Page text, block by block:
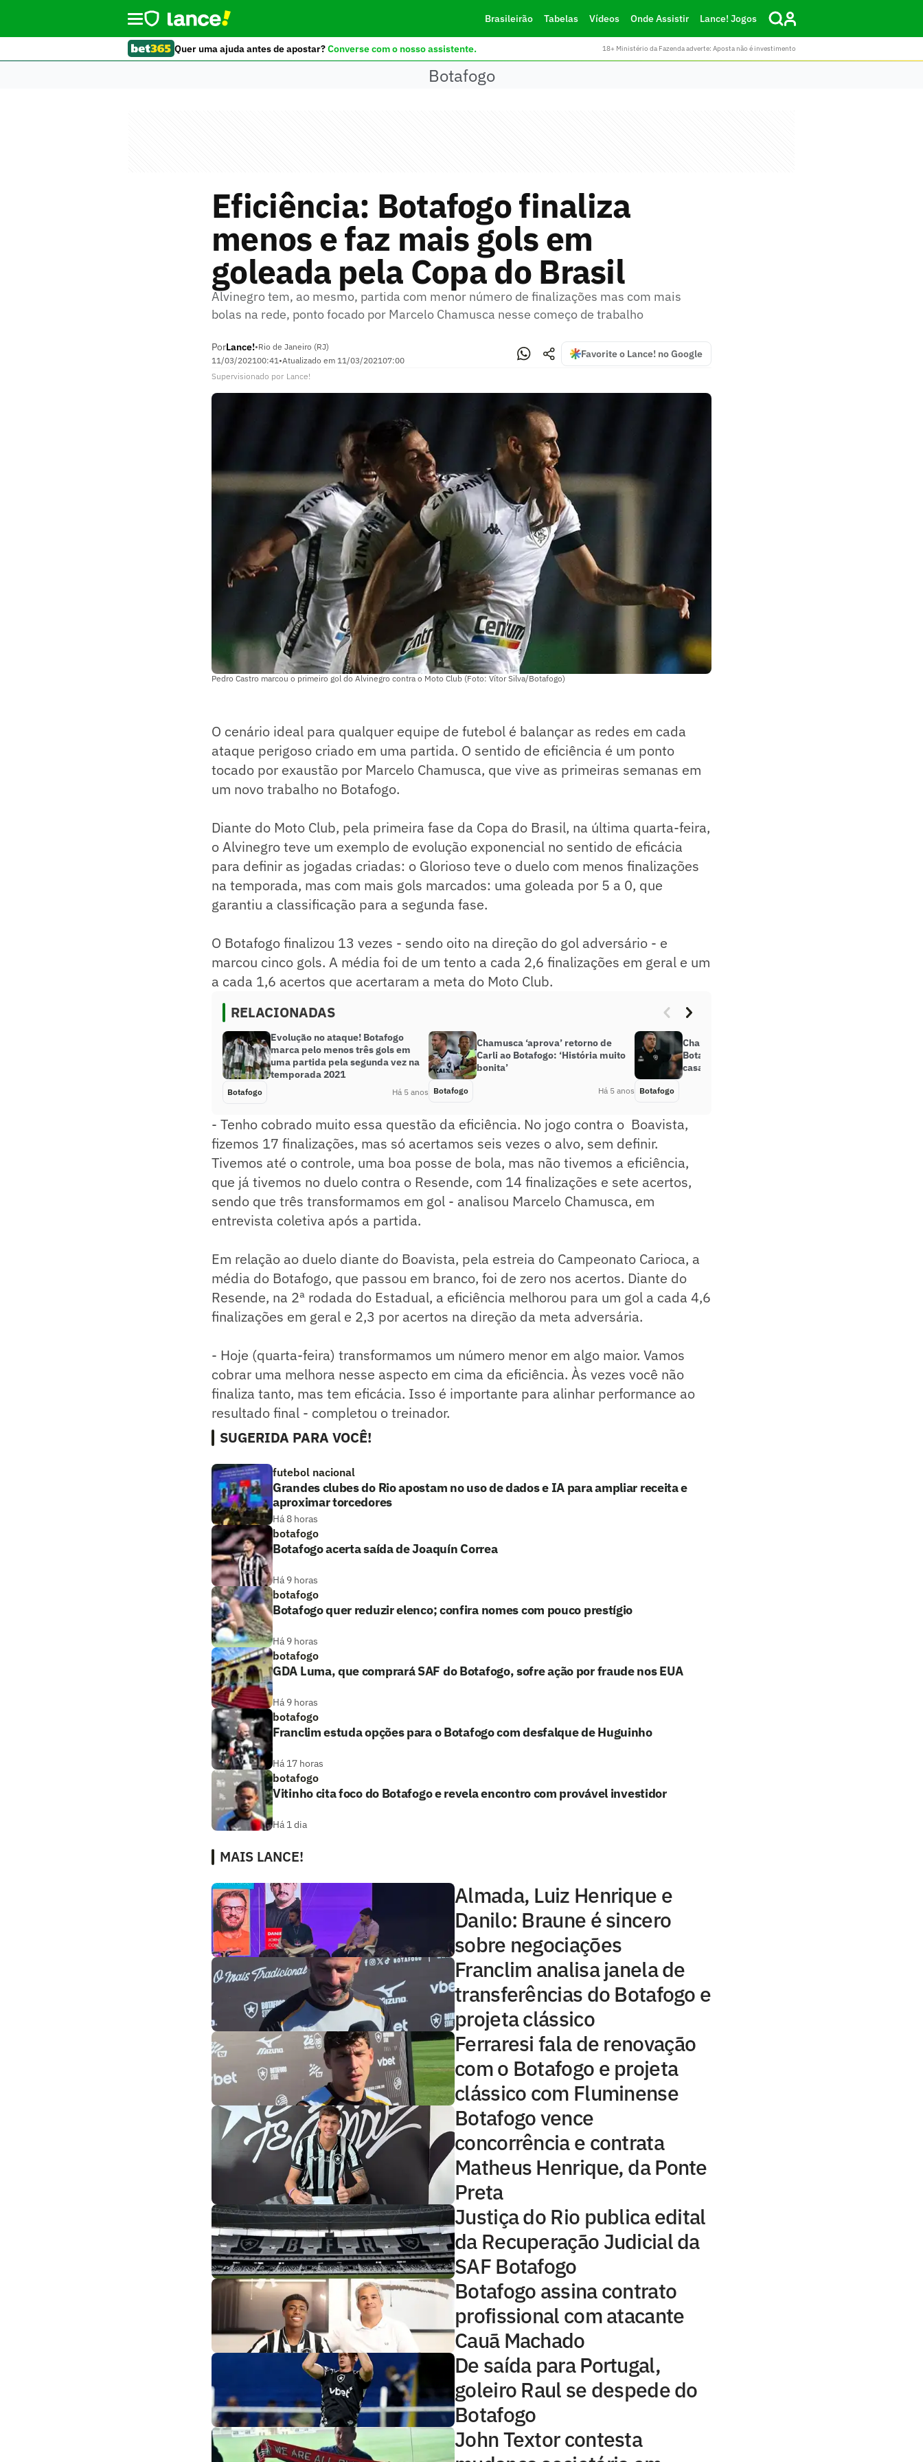
Brasileirão Tabelas Vídeos Onde Assistir Lance! Jogos
Quer uma ajuda antes de apostar?Converse com o nosso assistente. 18+ Ministério da Fazenda adverte: Aposta não é investimento
Botafogo
Eficiência: Botafogo finaliza
menos e faz mais gols em
goleada pela Copa do Brasil
Alvinegro tem, ao mesmo, partida com menor número de finalizações mas com mais
bolas na rede, ponto focado por Marcelo Chamusca nesse começo de trabalho
PorLance!•Rio de Janeiro (RJ)
11/03/202100:41•Atualizado em 11/03/202107:00
Favorite o Lance! no Google
Supervisionado por Lance!
Pedro Castro marcou o primeiro gol do Alvinegro contra o Moto Club (Foto: Vítor Silva/Botafogo)
O cenário ideal para qualquer equipe de futebol é balançar as redes em cada
ataque perigoso criado em uma partida. O sentido de eficiência é um ponto
tocado por exaustão por Marcelo Chamusca, que vive as primeiras semanas em
um novo trabalho no Botafogo.
Diante do Moto Club, pela primeira fase da Copa do Brasil, na última quarta-feira,
o Alvinegro teve um exemplo de evolução exponencial no sentido de eficácia
para definir as jogadas criadas: o Glorioso teve o duelo com menos finalizações
na temporada, mas com mais gols marcados: uma goleada por 5 a 0, que
garantiu a classificação para a segunda fase.
O Botafogo finalizou 13 vezes - sendo oito na direção do gol adversário - e
marcou cinco gols. A média foi de um tento a cada 2,6 finalizações em geral e um
a cada 1,6 acertos que acertaram a meta do Moto Club.
RELACIONADAS
Evolução no ataque! Botafogo
marca pelo menos três gols em
uma partida pela segunda vez na
temporada 2021
Botafogo Há 5 anos
Chamusca ‘aprova’ retorno de
Carli ao Botafogo: ‘História muito
bonita’
Botafogo Há 5 anos
Chamusca elogia maturidade do
Botafogo após goleada fora de
casa: ‘O campo é de quem joga’
Botafogo
- Tenho cobrado muito essa questão da eficiência. No jogo contra o Boavista,
fizemos 17 finalizações, mas só acertamos seis vezes o alvo, sem definir.
Tivemos até o controle, uma boa posse de bola, mas não tivemos a eficiência,
que já tivemos no duelo contra o Resende, com 14 finalizações e sete acertos,
sendo que três transformamos em gol - analisou Marcelo Chamusca, em
entrevista coletiva após a partida.
Em relação ao duelo diante do Boavista, pela estreia do Campeonato Carioca, a
média do Botafogo, que passou em branco, foi de zero nos acertos. Diante do
Resende, na 2ª rodada do Estadual, a eficiência melhorou para um gol a cada 4,6
finalizações em geral e 2,3 por acertos na direção da meta adversária.
- Hoje (quarta-feira) transformamos um número menor em algo maior. Vamos
cobrar uma melhora nesse aspecto em cima da eficiência. Às vezes você não
finaliza tanto, mas tem eficácia. Isso é importante para alinhar performance ao
resultado final - completou o treinador.
SUGERIDA PARA VOCÊ!
futebol nacional
Grandes clubes do Rio apostam no uso de dados e IA para ampliar receita e
aproximar torcedores
Há 8 horas
botafogo
Botafogo acerta saída de Joaquín Correa
Há 9 horas
botafogo
Botafogo quer reduzir elenco; confira nomes com pouco prestígio
Há 9 horas
botafogo
GDA Luma, que comprará SAF do Botafogo, sofre ação por fraude nos EUA
Há 9 horas
botafogo
Franclim estuda opções para o Botafogo com desfalque de Huguinho
Há 17 horas
botafogo
Vitinho cita foco do Botafogo e revela encontro com provável investidor
Há 1 dia
MAIS LANCE!
Almada, Luiz Henrique e
Danilo: Braune é sincero
sobre negociações
Franclim analisa janela de
transferências do Botafogo e
projeta clássico
Ferraresi fala de renovação
com o Botafogo e projeta
clássico com Fluminense
Botafogo vence
concorrência e contrata
Matheus Henrique, da Ponte
Preta
Justiça do Rio publica edital
da Recuperação Judicial da
SAF Botafogo
Botafogo assina contrato
profissional com atacante
Cauã Machado
De saída para Portugal,
goleiro Raul se despede do
Botafogo
John Textor contesta